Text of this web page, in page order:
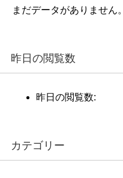
まだデータがありません。
昨日の閲覧数
昨日の閲覧数:
カテゴリー